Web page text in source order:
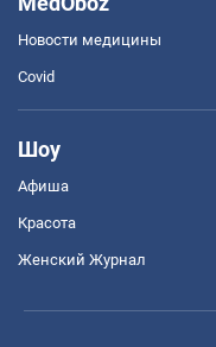
Новости медицины
Covid
Шоу
Афиша
Красота
Женский Журнал